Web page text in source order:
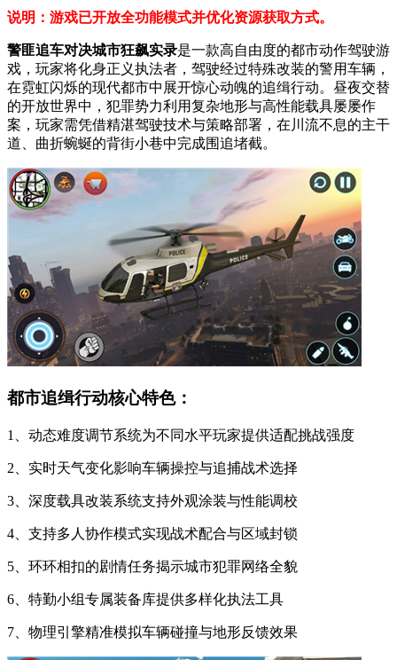
说明：游戏已开放全功能模式并优化资源获取方式。
警匪追车对决城市狂飙实录是一款高自由度的都市动作驾驶游
戏，玩家将化身正义执法者，驾驶经过特殊改装的警用车辆，
在霓虹闪烁的现代都市中展开惊心动魄的追缉行动。昼夜交替
的开放世界中，犯罪势力利用复杂地形与高性能载具屡屡作
案，玩家需凭借精湛驾驶技术与策略部署，在川流不息的主干
道、曲折蜿蜒的背街小巷中完成围追堵截。
都市追缉行动核心特色：
1、动态难度调节系统为不同水平玩家提供适配挑战强度
2、实时天气变化影响车辆操控与追捕战术选择
3、深度载具改装系统支持外观涂装与性能调校
4、支持多人协作模式实现战术配合与区域封锁
5、环环相扣的剧情任务揭示城市犯罪网络全貌
6、特勤小组专属装备库提供多样化执法工具
7、物理引擎精准模拟车辆碰撞与地形反馈效果